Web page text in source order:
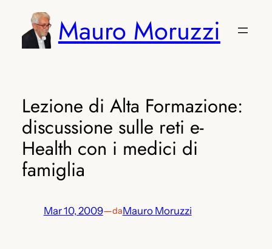
contenuto
Mauro Moruzzi
Lezione di Alta Formazione:
discussione sulle reti e-
Health con i medici di
famiglia
Mar 10, 2009—daMauro Moruzzi